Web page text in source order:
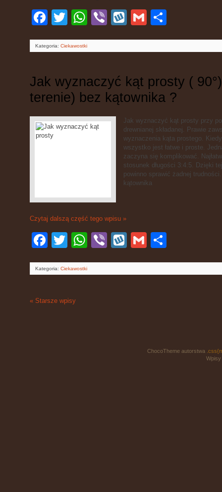
Facebook
Twitter WhatsApp
Viber WykopGmail
Kategoria: Ciekawostki
Jak wyznaczyć kąt prosty (
terenie) bez kątownika ?
Jak wyznaczyć kąt prosty przy
drewnianej składanej. Prawie
wyznaczenia kąta prostego.
wszystko jest łatwe i proste.
zaczyna się komplikować.
stosunek długości 3:4:5. Dzięki
powinno sprawić żadnej
kątownika
Czytaj dalszą część tego wpisu »
Facebook
Twitter WhatsApp
Viber WykopGmail
Kategoria: Ciekawostki
« Starsze wpisy
ChocoTheme autorstwa
Wpisy